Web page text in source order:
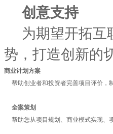
创意支持
为期望开拓互
势，打造创新的
商业计划方案
帮助创业者和投资者完善项目评价，
全案策划
帮助您从项目规划、商业模式实现、